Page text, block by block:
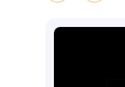
Telegram